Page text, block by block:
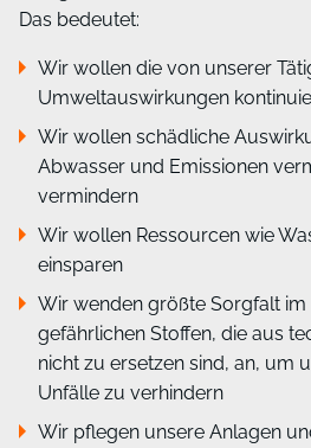
Das bedeutet:
Wir wollen die von unserer
Umweltauswirkungen
Wir wollen schädliche
Abwasser und Emissionen
vermindern
Wir wollen Ressourcen wie
einsparen
Wir wenden größte Sorgfalt
gefährlichen Stoffen, die aus
nicht zu ersetzen sind, an, um
Unfälle zu verhindern
Wir pflegen unsere Anlagen